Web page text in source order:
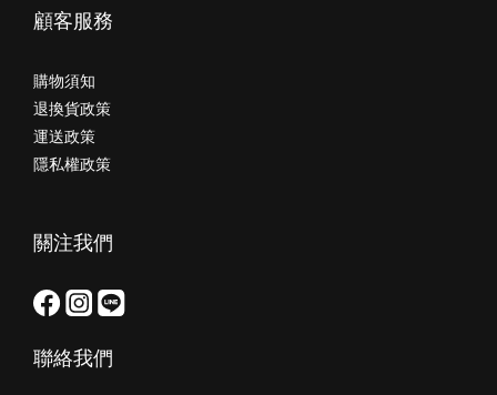
顧客服務
購物須知
退換貨政策
運送政策
隱私權政策
關注我們
聯絡我們